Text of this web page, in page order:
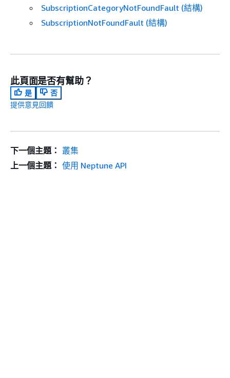
SubscriptionCategoryNotFoundFault (結構)
SubscriptionNotFoundFault (結構)
此頁面是否有幫助？
是
否
提供意見回饋
下一個主題： 叢集
上一個主題： 使用 Neptune API